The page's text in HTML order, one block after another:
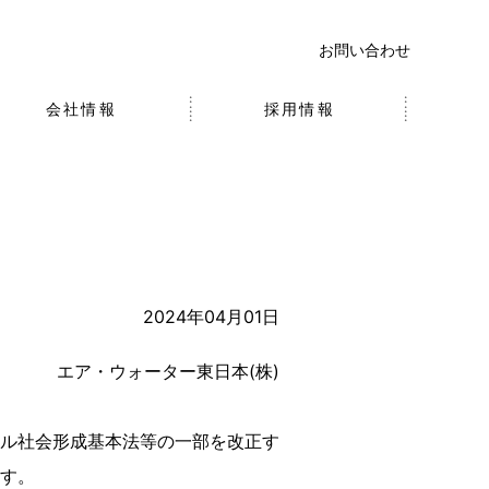
2024年04月01日
エア・ウォーター東日本(株)
社会形成基本法等の一部を改正す
。
お問い合わせ
会社情報 採用情報